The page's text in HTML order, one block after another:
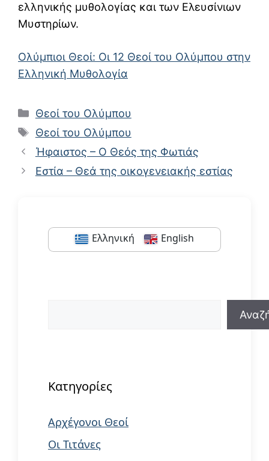
ελληνικής μυθολογίας και των Ελευσίνιων
Μυστηρίων.
Ολύμπιοι Θεοί: Οι 12 Θεοί του Ολύμπου στην
Ελληνική Μυθολογία
Κατηγορίες
Θεοί του Ολύμπου
Ετικέτες
Θεοί του Ολύμπου
Ήφαιστος – Ο Θεός της Φωτιάς
Εστία – Θεά της οικογενειακής εστίας
Ελληνική English
Κατηγορίες
Αρχέγονοι Θεοί
Οι Τιτάνες